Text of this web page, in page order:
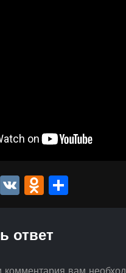
Viber
VK
ответ